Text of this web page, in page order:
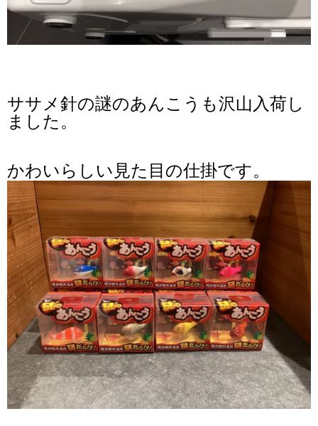
ササメ針の謎のあんこうも沢山入荷し
ました。
かわいらしい見た目の仕掛です。